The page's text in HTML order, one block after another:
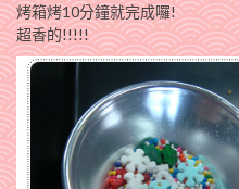
烤箱烤10分鐘就完成囉!
超香的!!!!!